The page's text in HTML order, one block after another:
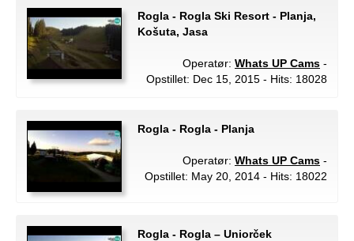
Rogla - Rogla Ski Resort - Planja,
Košuta, Jasa
Operatør: Whats UP Cams -
Opstillet: Dec 15, 2015 - Hits: 18028
Rogla - Rogla - Planja
Operatør: Whats UP Cams -
Opstillet: May 20, 2014 - Hits: 18022
Rogla - Rogla – Uniorček